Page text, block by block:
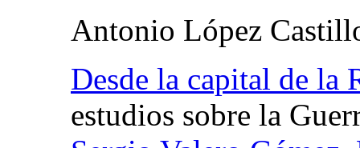
Antonio López
Desde la capital de la
estudios sobre la